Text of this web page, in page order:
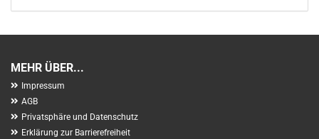
MEHR ÜBER...
Impressum
AGB
Privatsphäre und Datenschutz
Erklärung zur Barrierefreiheit